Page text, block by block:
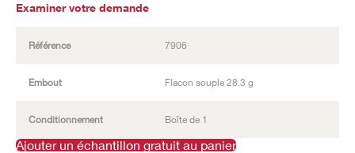
Examiner votre demande
Référence 7906
Embout Flacon souple 28.3 g
Conditionnement Boîte de 1
Ajouter un échantillon gratuit au panier